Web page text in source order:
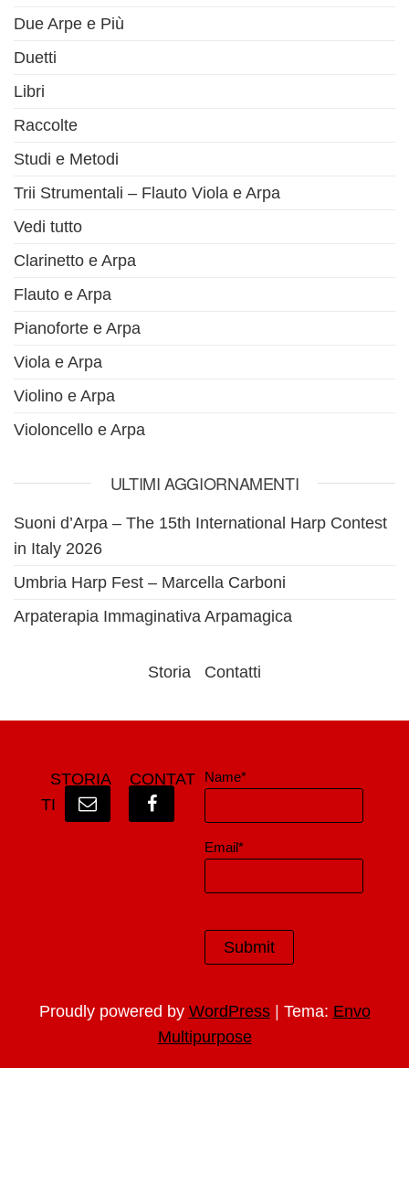
Due Arpe e Più
Duetti
Libri
Raccolte
Studi e Metodi
Trii Strumentali – Flauto Viola e Arpa
Vedi tutto
Clarinetto e Arpa
Flauto e Arpa
Pianoforte e Arpa
Viola e Arpa
Violino e Arpa
Violoncello e Arpa
ULTIMI AGGIORNAMENTI
Suoni d’Arpa – The 15th International Harp Contest
in Italy 2026
Umbria Harp Fest – Marcella Carboni
Arpaterapia Immaginativa Arpamagica
Storia Contatti
STORIA
CONTAT
TI
Name*
Email*
Proudly powered by WordPress | Tema: Envo
Multipurpose